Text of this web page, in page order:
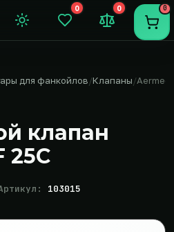
Темная тема
0
Закладки (0)
0
Сравнение
0
для фанкойлов Клапаны Aermec
клапан
25C
103015